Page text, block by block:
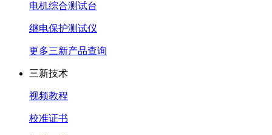
电机综合测试台
继电保护测试仪
更多三新产品查询
三新技术
视频教程
校准证书